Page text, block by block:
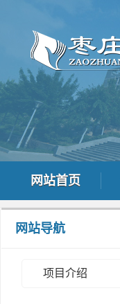
网站首页
网站导航
项目介绍